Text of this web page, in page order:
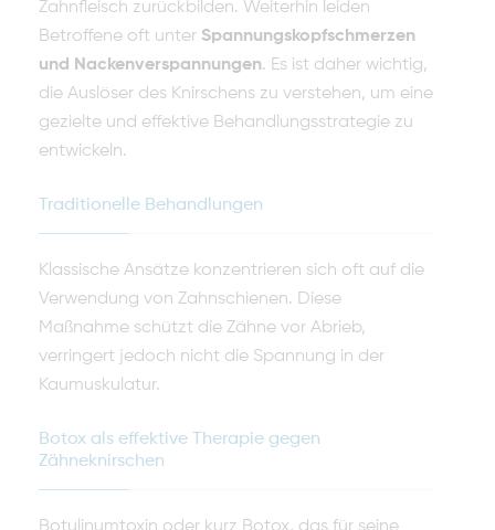
Zahnfleisch zurückbilden. Weiterhin leiden
Betroffene oft unter Spannungskopfschmerzen
und Nackenverspannungen. Es ist daher wichtig,
die Auslöser des Knirschens zu verstehen, um eine
gezielte und effektive Behandlungsstrategie zu
entwickeln.
Traditionelle Behandlungen
Klassische Ansätze konzentrieren sich oft auf die
Verwendung von Zahnschienen. Diese
Maßnahme schützt die Zähne vor Abrieb,
verringert jedoch nicht die Spannung in der
Kaumuskulatur.
Botox als effektive Therapie gegen
Zähneknirschen